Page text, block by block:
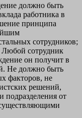
должно быть
работника в
принципа
сотрудников;
Любой сотрудник
он получит в
Не должно быть
факторов, не
решений,
подразделения от